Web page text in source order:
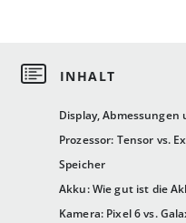
Display, Abmessungen
Prozessor: Tensor vs.
Speicher
Akku: Wie gut ist die
Kamera: Pixel 6 vs.